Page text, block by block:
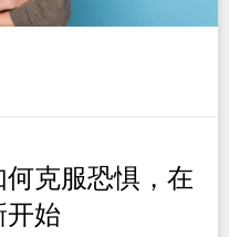
克服恐惧，在
开始